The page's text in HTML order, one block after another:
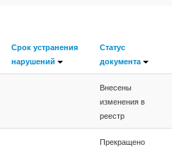
Срок устранения
нарушений
Статус
документа
Внесены
изменения в
реестр
Прекращено